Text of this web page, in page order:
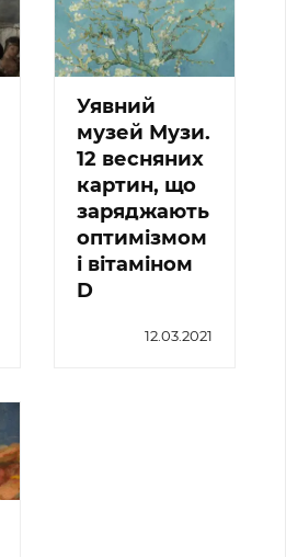
Уявний
музей Музи.
12 весняних
картин, що
заряджають
оптимізмом
і вітаміном
D
12.03.2021